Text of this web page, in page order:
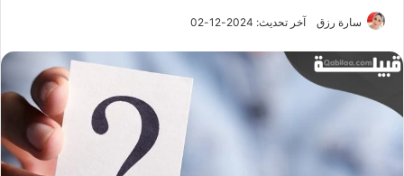
سارة رزق آخر تحديث: 2024-12-02